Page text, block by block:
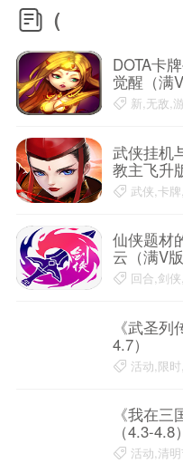
(
DOTA卡
觉醒（满V
新,无敌,
武侠挂机
教主飞升
武侠,卡
仙侠题材
云（满V版
回合,剑
《武圣
4.7）
活动,限
《我在
（4.3-4.8）
活动,清